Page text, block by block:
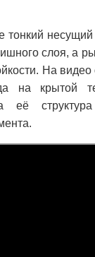
тонкий
слоя, а
На видео
на крытой
её